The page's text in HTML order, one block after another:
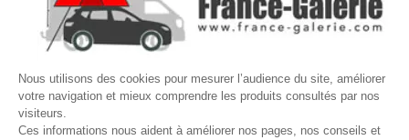
Nous utilisons des cookies pour mesurer l’audience du site, améliorer
votre navigation et mieux comprendre les produits consultés par nos
visiteurs.
Ces informations nous aident à améliorer nos pages, nos conseils et
Demander un rappel
Nos conseillers vous rappellent duLundi au Vendredide8h30 à
17h30.